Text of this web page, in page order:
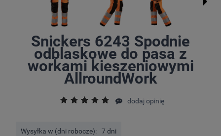
Snickers 6243 Spodnie
odblaskowe do pasa z
workami kieszeniowymi
AllroundWork
dodaj opinię
Wysyłka w (dni robocze): 7 dni